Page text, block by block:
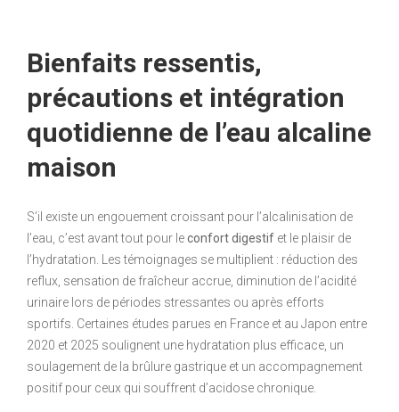
Bienfaits ressentis,
précautions et intégration
quotidienne de l’eau alcaline
maison
S’il existe un engouement croissant pour l’alcalinisation de
l’eau, c’est avant tout pour leconfort digestif et le plaisir de
l’hydratation. Les témoignages se multiplient : réduction des
reflux, sensation de fraîcheur accrue, diminution de l’acidité
urinaire lors de périodes stressantes ou après efforts
sportifs. Certaines études parues en France et au Japon entre
2020 et 2025 soulignent une hydratation plus efficace, un
soulagement de la brûlure gastrique et un accompagnement
positif pour ceux qui souffrent d’acidose chronique.